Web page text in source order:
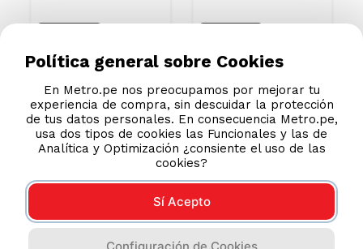
Política general sobre Cookies
En Metro.pe nos preocupamos por mejorar tu
experiencia de compra, sin descuidar la protección
de tus datos personales. En consecuencia Metro.pe,
usa dos tipos de cookies las Funcionales y las de
Analítica y Optimización ¿consiente el uso de las
cookies?
Sí Acepto